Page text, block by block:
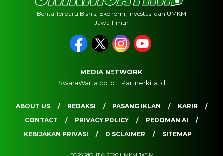
Berita Terbaru Bisnis, Ekonomi, Investasi dan UMKM
Jawa Timur
MEDIA NETWORK
SwaraWarta.co.id
Partnerkita.id
ABOUT US REDAKSI PASANG IKLAN
KARIR
CONTACT
PRIVACY POLICY
PEDOMAN AI
KEBIJAKAN PRIVASI
DISCLAIMER SITEMAP